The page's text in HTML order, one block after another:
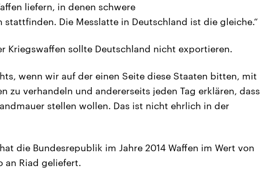
liefern, in denen schwere
stattfinden. Die Messlatte in Deutschland ist die gleiche.“
Kriegswaffen sollte Deutschland nicht exportieren.
wenn wir auf der einen Seite diese Staaten bitten, mit
zu verhandeln und andererseits jeden Tag erklären, dass
stellen wollen. Das ist nicht ehrlich in der
die Bundesrepublik im Jahre 2014 Waffen im Wert von
an Riad geliefert.